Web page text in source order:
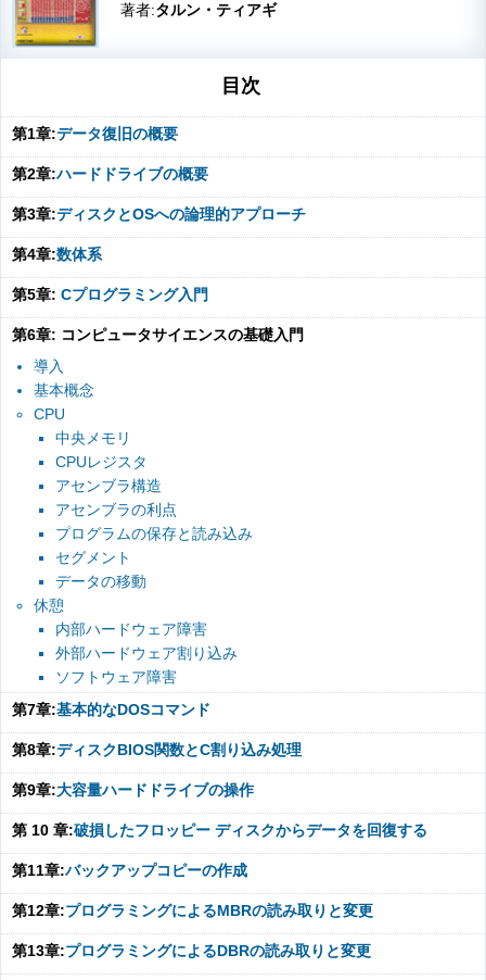
著者:タルン・ティアギ
目次
第1章:データ復旧の概要
第2章:ハードドライブの概要
第3章:ディスクとOSへの論理的アプローチ
第4章:数体系
第5章: Cプログラミング入門
第6章: コンピュータサイエンスの基礎入門
導入
基本概念
CPU
中央メモリ
CPUレジスタ
アセンブラ構造
アセンブラの利点
プログラムの保存と読み込み
セグメント
データの移動
休憩
内部ハードウェア障害
外部ハードウェア割り込み
ソフトウェア障害
第7章:基本的なDOSコマンド
第8章:ディスクBIOS関数とC割り込み処理
第9章:大容量ハードドライブの操作
第 10 章:破損したフロッピー ディスクからデータを回復する
第11章:バックアップコピーの作成
第12章:プログラミングによるMBRの読み取りと変更
第13章:プログラミングによるDBRの読み取りと変更